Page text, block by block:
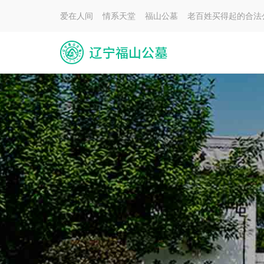
爱在人间 情系天堂 福山公墓 老百姓买得起的合法